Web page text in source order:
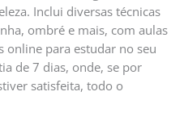
Inclui diversas técnicas
ombré e mais, com aulas
online para estudar no seu
de 7 dias, onde, se por
satisfeita, todo o